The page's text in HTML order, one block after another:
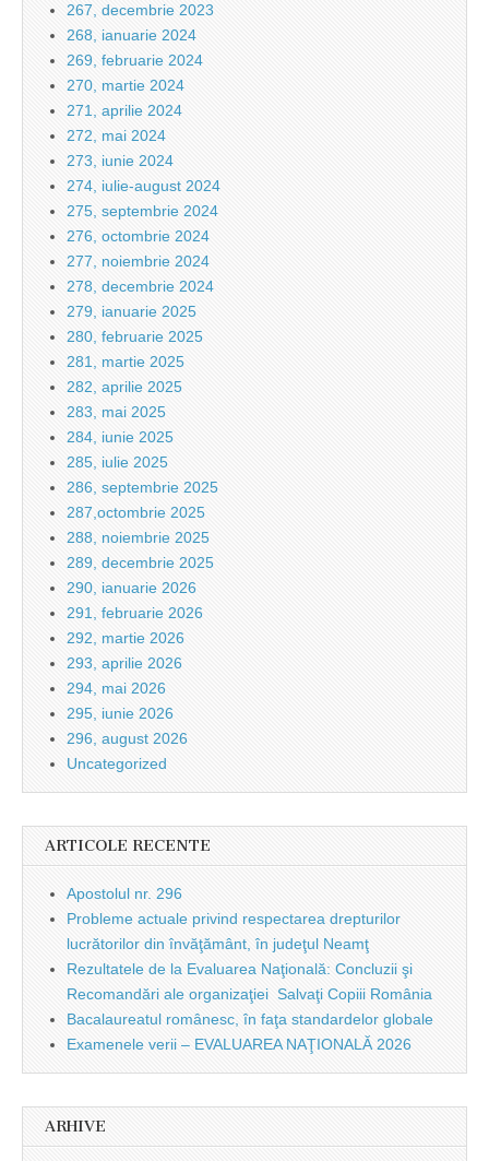
267, decembrie 2023
268, ianuarie 2024
269, februarie 2024
270, martie 2024
271, aprilie 2024
272, mai 2024
273, iunie 2024
274, iulie-august 2024
275, septembrie 2024
276, octombrie 2024
277, noiembrie 2024
278, decembrie 2024
279, ianuarie 2025
280, februarie 2025
281, martie 2025
282, aprilie 2025
283, mai 2025
284, iunie 2025
285, iulie 2025
286, septembrie 2025
287,octombrie 2025
288, noiembrie 2025
289, decembrie 2025
290, ianuarie 2026
291, februarie 2026
292, martie 2026
293, aprilie 2026
294, mai 2026
295, iunie 2026
296, august 2026
Uncategorized
ARTICOLE RECENTE
Apostolul nr. 296
Probleme actuale privind respectarea drepturilor
lucrătorilor din învăţământ, în judeţul Neamţ
Rezultatele de la Evaluarea Naţională: Concluzii şi
Recomandări ale organizaţiei Salvaţi Copiii România
Bacalaureatul românesc, în faţa standardelor globale
Examenele verii – EVALUAREA NAŢIONALĂ 2026
ARHIVE